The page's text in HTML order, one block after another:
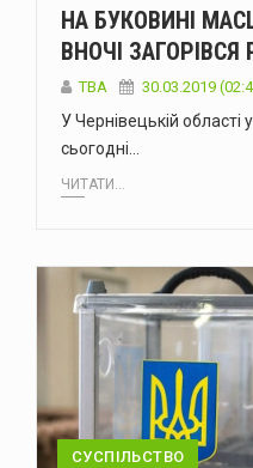
НА БУКОВИНІ
ВНОЧІ
TBA 30.03.2019
У Чернівецькій
сьогодні…
ЧИТАТИ...
СУСПІЛЬСТВО